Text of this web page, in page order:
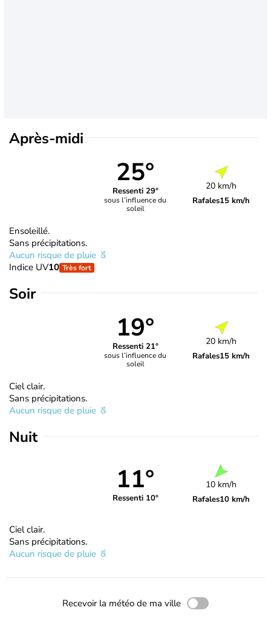
Après-midi
25°
Ressenti 29°
sous l’influence du
soleil
20 km/h
Rafales15 km/h
Ensoleillé.
Sans précipitations.
Aucun risque de pluie
Indice UV10 Très fort
Soir
19°
Ressenti 21°
sous l’influence du
soleil
20 km/h
Rafales15 km/h
Ciel clair.
Sans précipitations.
Aucun risque de pluie
Nuit
11°
Ressenti 10°
10 km/h
Rafales10 km/h
Ciel clair.
Sans précipitations.
Aucun risque de pluie
Recevoir la météo de ma ville